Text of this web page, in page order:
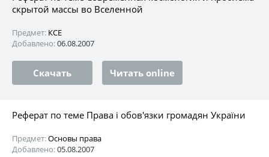
скрытой массы во Вселенной
Предмет: КСЕ
Добавлено:06.08.2007
Скачать Читать online
Реферат по теме Права і обов'язки громадян України
Предмет:Основы права
Добавлено:05.08.2007